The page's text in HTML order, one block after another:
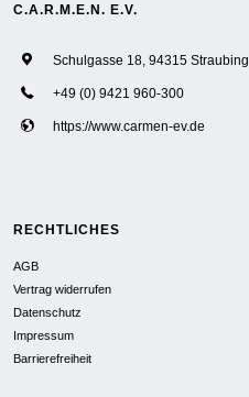
C.A.R.M.E.N. E.V.
Schulgasse 18, 94315 Straubing
+49 (0) 9421 960-300
https://www.carmen-ev.de
RECHTLICHES
AGB
Vertrag widerrufen
Datenschutz
Impressum
Barrierefreiheit